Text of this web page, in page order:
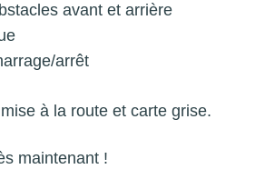
avant et arrière
arrêt
à la route et carte grise.
maintenant !